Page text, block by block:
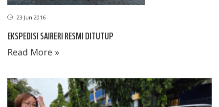
23 Jun 2016
EKSPEDISI SAIRERI RESMI DITUTUP
Read More »